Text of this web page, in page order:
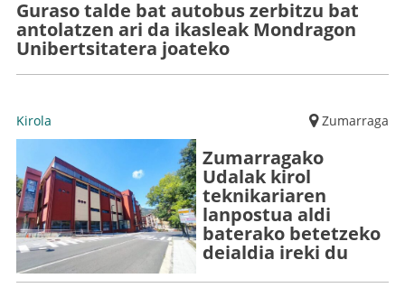
Guraso talde bat autobus zerbitzu bat
antolatzen ari da ikasleak Mondragon
Unibertsitatera joateko
Kirola Zumarraga
Zumarragako
Udalak kirol
teknikariaren
lanpostua aldi
baterako betetzeko
deialdia ireki du